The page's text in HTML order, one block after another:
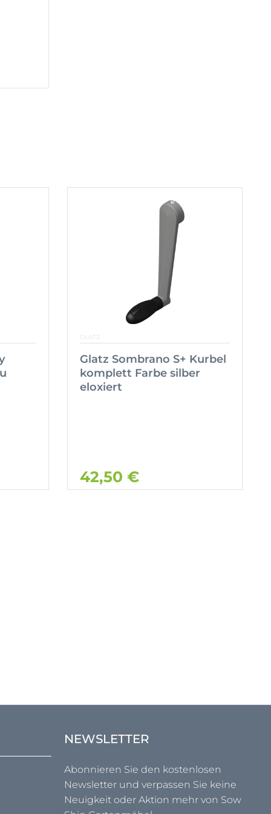
GLATZ
Glatz Sombrano S+ Kurbel
komplett Farbe silber
eloxiert
42,50 €
NEWSLETTER
Abonnieren Sie den kostenlosen
Newsletter und verpassen Sie keine
Neuigkeit oder Aktion mehr von Sow